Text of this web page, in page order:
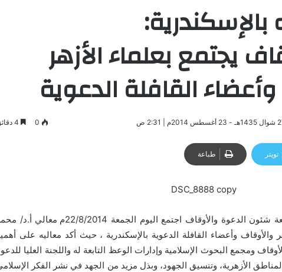
يجتمع بعلماء الأزهر
القافلة الدعوية
0
تويتر طباعة
في إطار جولته بالإسكندرية لمتابعة شئون الدعوة والأوقاف اجتمع اليوم الجمعة 22/8/2014م معالي
والأوقاف وأعضاء القافلة الدعوية بالإسكندرية ، حيث أكد معاليه على
ومجمع البحوث الإسلامية وإدارات الوعظ التابعة له واللجنة العليا
الأزهرية، وتنسيق الجهود، وبذل مزيد من الجهد في نشر الفكر